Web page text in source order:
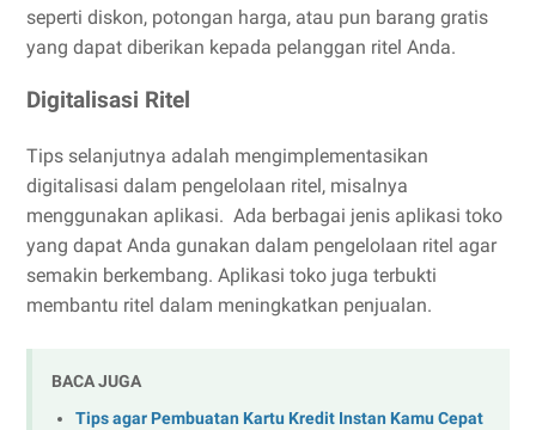
seperti diskon, potongan harga, atau pun barang gratis
yang dapat diberikan kepada pelanggan ritel Anda.
Digitalisasi Ritel
Tips selanjutnya adalah mengimplementasikan
digitalisasi dalam pengelolaan ritel, misalnya
menggunakan aplikasi. Ada berbagai jenis aplikasi toko
yang dapat Anda gunakan dalam pengelolaan ritel agar
semakin berkembang. Aplikasi toko juga terbukti
membantu ritel dalam meningkatkan penjualan.
BACA JUGA
Tips agar Pembuatan Kartu Kredit Instan Kamu Cepat